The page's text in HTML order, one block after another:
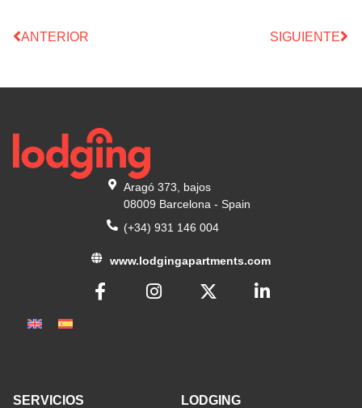
ANTERIOR SIGUIENTE
Aragó 373, bajos
08009 Barcelona - Spain
(+34) 931 146 004
www.lodgingapartments.com
SERVICIOS LODGING